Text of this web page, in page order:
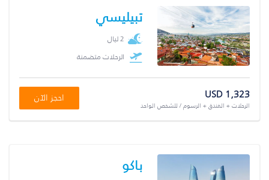
تبيليسي
2 ليال
الرحلات متضمنة
USD 1,323
الرحلات + الفندق + الرسوم / للشخص الواحد
احجز الآن
باكو